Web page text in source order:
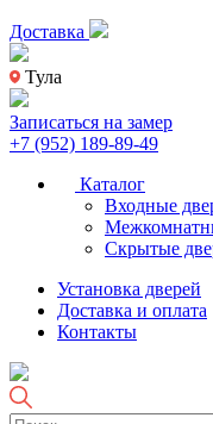
Доставка
Тула
Записаться на замер
+7 (952) 189-89-49
Каталог
Входные
Скрытые
Установка дверей
Доставка и оплата
Контакты